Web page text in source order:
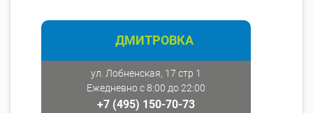
ДМИТРОВКА
ул. Лобненская, 17 стр 1
Ежедневно с 8:00 до 22:00
+7 (495) 150-70-73